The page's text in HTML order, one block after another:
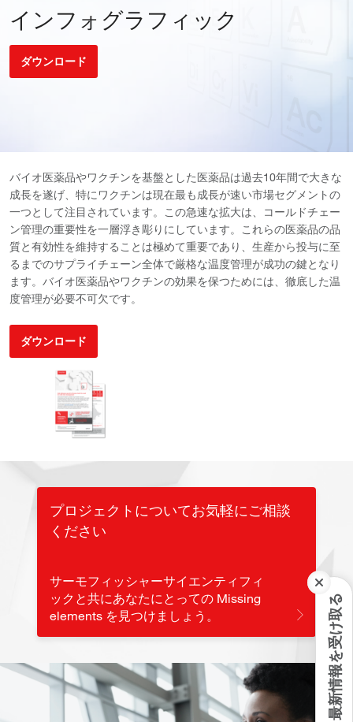
最新情報を受け取る
インフォグラフィック
ダウンロード
バイオ医薬品やワクチンを基盤とした医薬品は過去10年間で大きな
成長を遂げ、特にワクチンは現在最も成長が速い市場セグメントの
一つとして注目されています。この急速な拡大は、コールドチェー
ン管理の重要性を一層浮き彫りにしています。これらの医薬品の品
質と有効性を維持することは極めて重要であり、生産から投与に至
るまでのサプライチェーン全体で厳格な温度管理が成功の鍵となり
ます。バイオ医薬品やワクチンの効果を保つためには、徹底した温
度管理が必要不可欠です。
ダウンロード
プロジェクトについてお気軽にご相談
ください
サーモフィッシャーサイエンティフィ
ックと共にあなたにとっての Missing
elements を見つけましょう。